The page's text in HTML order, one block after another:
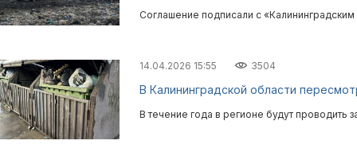
Соглашение подписали с
14.04.2026 15:55 3504
В Калининградской области
В течение года в регионе будут проводить